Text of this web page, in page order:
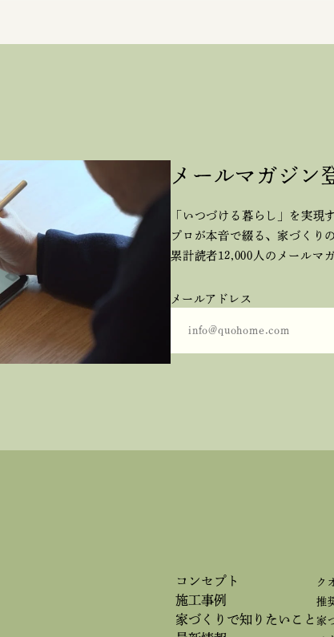
メールマガジン
「いつづける暮らし」を実現
プロが本音で綴る、家づくり
累計読者12,000人のメールマ
メールアドレス
コンセプト
施工事例
家づくりで知りたいこと
ク
推
家